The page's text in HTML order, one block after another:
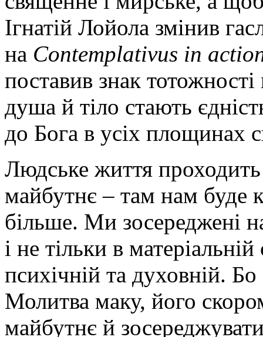
Ігнатій Лойола змінив
на Contemplativus in
поставив знак
душа й тіло стають
до Бога в усіх площинах
Людське життя
майбутнє – там нам буде
більше. Ми зосереджені
і не тільки в
психічній та духовній.
Молитва маку, його
майбутнє й